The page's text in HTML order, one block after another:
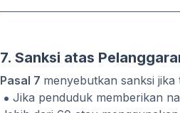
7. Sanksi atas
Pasal 7 menyebutkan sanksi jika
Jika penduduk memberikan